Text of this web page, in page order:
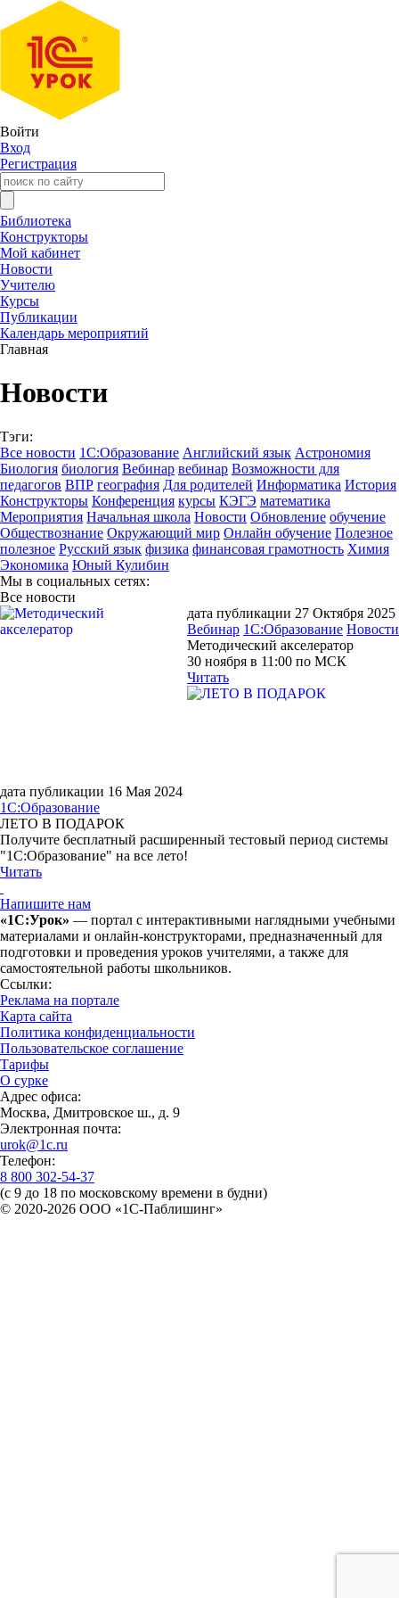
Войти
Вход
Регистрация
Библиотека
Конструкторы
Мой кабинет
Новости
Учителю
Курсы
Публикации
Календарь мероприятий
Главная
Новости
Тэги:
Все новости 1С:Образование Английский язык Астрономия
Биология биология Вебинар вебинар Возможности для
педагогов ВПР география Для родителей Информатика История
Конструкторы Конференция курсы КЭГЭ математика
Мероприятия Начальная школа Новости Обновление обучение
Обществознание Окружающий мир Онлайн обучение Полезное
полезное Русский язык физика финансовая грамотность Химия
Экономика Юный Кулибин
Мы в социальных сетях:
Все новости
дата публикации 27 Октября 2025
Вебинар 1С:Образование Новости
Методический акселератор
30 ноября в 11:00 по МСК
Читать
дата публикации 16 Мая 2024
1С:Образование
ЛЕТО В ПОДАРОК
Получите бесплатный расширенный тестовый период системы
"1С:Образование" на все лето!
Читать
Напишите нам
«1С:Урок» — портал с интерактивными наглядными учебными
материалами и онлайн-конструкторами, предназначенный для
подготовки и проведения уроков учителями, а также для
самостоятельной работы школьников.
Ссылки:
Реклама на портале
Карта сайта
Политика конфиденциальности
Пользовательское соглашение
Тарифы
О сурке
Адрес офиса:
Москва, Дмитровское ш., д. 9
Электронная почта:
urok@1c.ru
Телефон:
8 800 302-54-37
(с 9 до 18 по московскому времени в будни)
© 2020-2026 OOO «1С-Паблишинг»